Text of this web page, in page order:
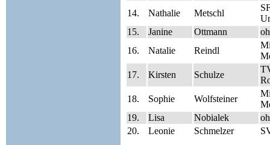
14.
Nathalie Metschl
15.
Janine Ottmann
16.
Natalie Reindl
17.
Kirsten Schulze
18.
Sophie Wolfsteiner
19.
Lisa Nobialek
20.
Leonie Schmelzer